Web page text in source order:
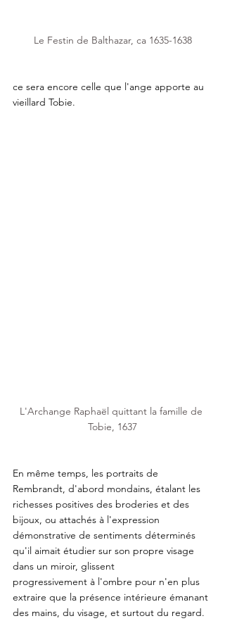
Le Festin de Balthazar, ca 1635-1638
ce sera encore celle que l'ange apporte au
vieillard Tobie.
L'Archange Raphaël quittant la famille de
Tobie, 1637
En même temps, les portraits de
Rembrandt, d'abord mondains, étalant les
richesses positives des broderies et des
bijoux, ou attachés à l'expression
démonstrative de sentiments déterminés
qu'il aimait étudier sur son propre visage
dans un miroir, glissent
progressivement à l'ombre pour n'en plus
extraire que la présence intérieure émanant
des mains, du visage, et surtout du regard.